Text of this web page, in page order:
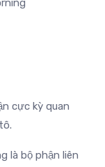
cực kỳ quan
là bộ phận liên